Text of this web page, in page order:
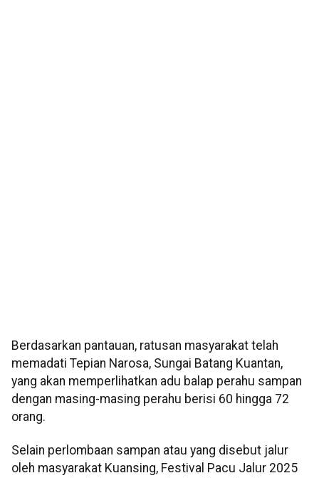
Berdasarkan pantauan, ratusan masyarakat telah
memadati Tepian Narosa, Sungai Batang Kuantan,
yang akan memperlihatkan adu balap perahu sampan
dengan masing-masing perahu berisi 60 hingga 72
orang.
Selain perlombaan sampan atau yang disebut jalur
oleh masyarakat Kuansing, Festival Pacu Jalur 2025